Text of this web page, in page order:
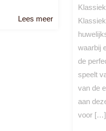
Lees meerLees
waarbij
de
speelt
van de
aan
voor […]